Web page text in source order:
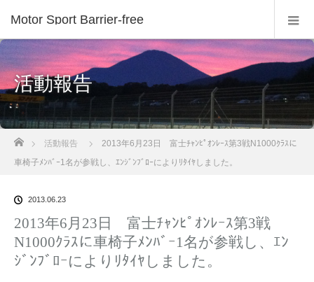
Motor Sport Barrier-free
活動報告
ホーム
活動報告
2013年6月23日 富士ﾁｬﾝﾋﾟｵﾝﾚｰｽ第3戦N1000ｸﾗｽに
車椅子ﾒﾝﾊﾞｰ1名が参戦し、ｴﾝｼﾞﾝﾌﾞﾛｰによりﾘﾀｲﾔしました。
2013.06.23
2013年6月23日 富士ﾁｬﾝﾋﾟｵﾝﾚｰｽ第3戦
N1000ｸﾗｽに車椅子ﾒﾝﾊﾞｰ1名が参戦し、ｴﾝ
ｼﾞﾝﾌﾞﾛｰによりﾘﾀｲﾔしました。